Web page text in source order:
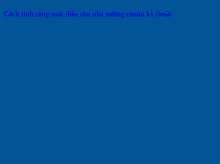
Cách tính công suất điện cho nhà xưởng chuẩn kỹ thuật